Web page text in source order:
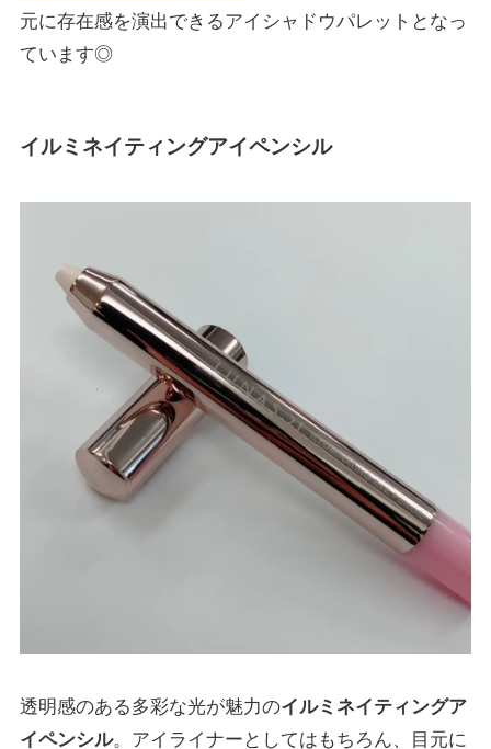
元に存在感を演出できるアイシャドウパレットとなっ
ています◎
イルミネイティングアイペンシル
透明感のある多彩な光が魅力のイルミネイティングア
イペンシル。アイライナーとしてはもちろん、目元に